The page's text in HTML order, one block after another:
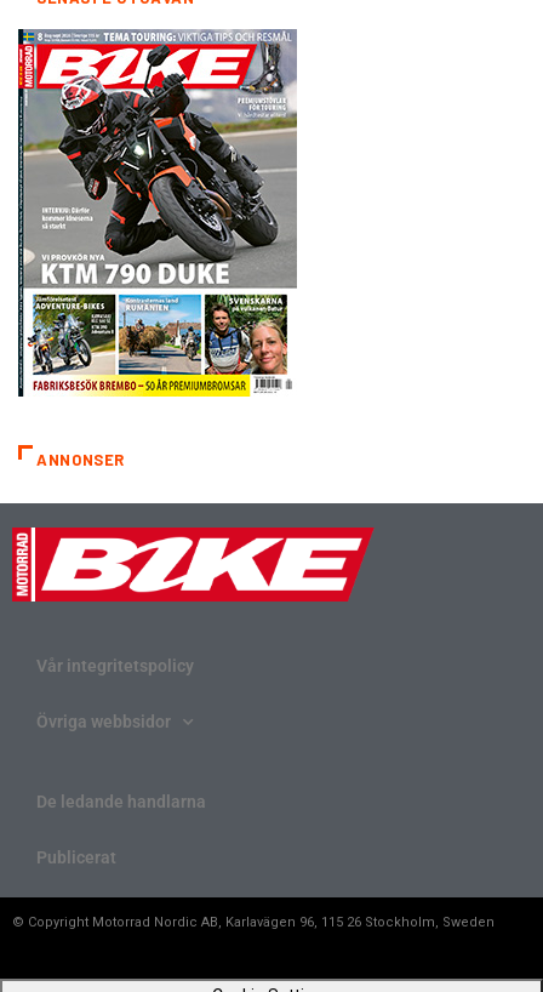
ANNONSER
Vår integritetspolicy
Övriga webbsidor
De ledande handlarna
Publicerat
© Copyright Motorrad Nordic AB, Karlavägen 96, 115 26 Stockholm, Sweden